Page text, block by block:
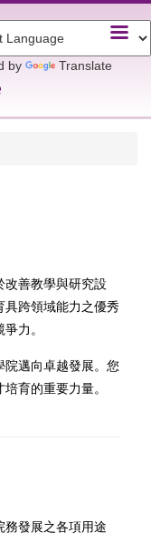
by Translate
改善教學與研究設
具跨領域能力之優秀
力。
院邁向卓越發展。您
育的重要力量。
務發展之各項用途